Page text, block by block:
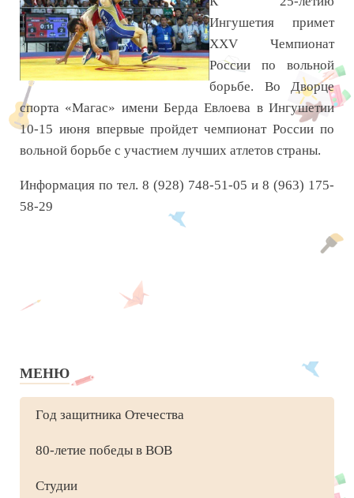
Ингушетия примет
XXV Чемпионат
России по вольной
борьбе. Во Дворце
спорта «Магас» имени Берда Евлоева в Ингушетии
10-15 июня впервые пройдет чемпионат России по
вольной борьбе с участием лучших атлетов страны.
Информация по тел. 8 (928) 748-51-05 и 8 (963) 175-
58-29
МЕНЮ
Год защитника Отечества
80-летие победы в ВОВ
Студии